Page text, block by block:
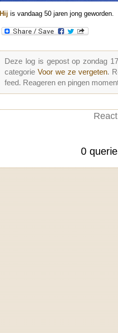
Hij is vandaag 50 jaren jong geworden.
Deze log is gepost op zondag
categorieVoor we ze vergeten.
feed. Reageren en pingen
0